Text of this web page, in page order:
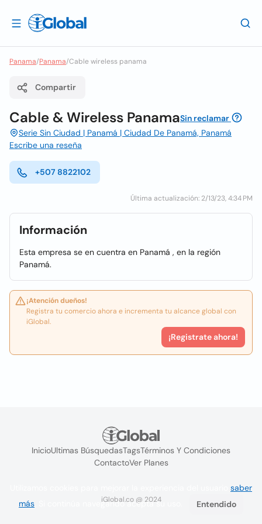
Panama/Panama/Cable wireless panama
Compartir
Cable & Wireless PanamaSin reclamar
Serie Sin Ciudad | Panamá | Ciudad De Panamá, Panamá
Escribe una reseña
+507 8822102
Última actualización: 2/13/23, 4:34 PM
Información
Esta empresa se en cuentra en Panamá , en la región
Panamá.
¡Atención dueños!
Registra tu comercio ahora e incrementa tu alcance global con
iGlobal.
¡Registrate ahora!
InicioUltimas BúsquedasTagsTérminos Y Condiciones
ContactoVer Planes
iGlobal.co @ 2024
saber
más . Si continúa navegando acepta su uso. Entendido